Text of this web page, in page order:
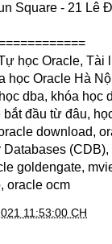
Square - 21 Lê
học Oracle,
học Oracle Hà
dba, khóa học
đầu từ đâu,
download,
goldengate,
oracle ocm
11:53:00 CH